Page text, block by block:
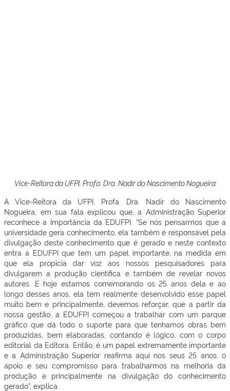
Vice-Reitora da UFPI, Profa. Dra. Nadir do Nascimento Nogueira
A Vice-Reitora da UFPI, Profa. Dra. Nadir do Nascimento
Nogueira, em sua fala explicou que, a Administração Superior
reconhece a importância da EDUFPI. “Se nós pensarmos que a
universidade gera conhecimento, ela também é responsável pela
divulgação deste conhecimento que é gerado e neste contexto
entra a EDUFPI que tem um papel importante, na medida em
que ela propicia dar voz aos nossos pesquisadores para
divulgarem a produção científica e também de revelar novos
autores. E hoje estamos comemorando os 25 anos dela e ao
longo desses anos, ela tem realmente desenvolvido esse papel
muito bem e principalmente, devemos reforçar, que a partir da
nossa gestão, a EDUFPI começou a trabalhar com um parque
gráfico que dá todo o suporte para que tenhamos obras bem
produzidas, bem elaboradas, contando é lógico, com o corpo
editorial da Editora. Então, é um papel extremamente importante
e a Administração Superior reafirma aqui nos seus 25 anos, o
apoio e seu compromisso para trabalharmos na melhoria da
produção e principalmente na divulgação do conhecimento
gerado”, explica.